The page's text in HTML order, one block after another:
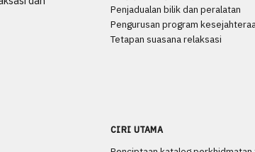
Penjadualan bilik dan peralatan
Pengurusan program
Tetapan suasana relaksasi
CIRI UTAMA